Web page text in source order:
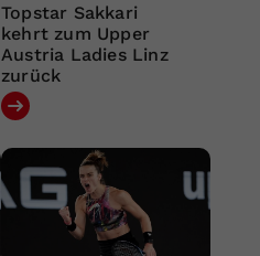
Topstar Sakkari
kehrt zum Upper
Austria Ladies Linz
zurück